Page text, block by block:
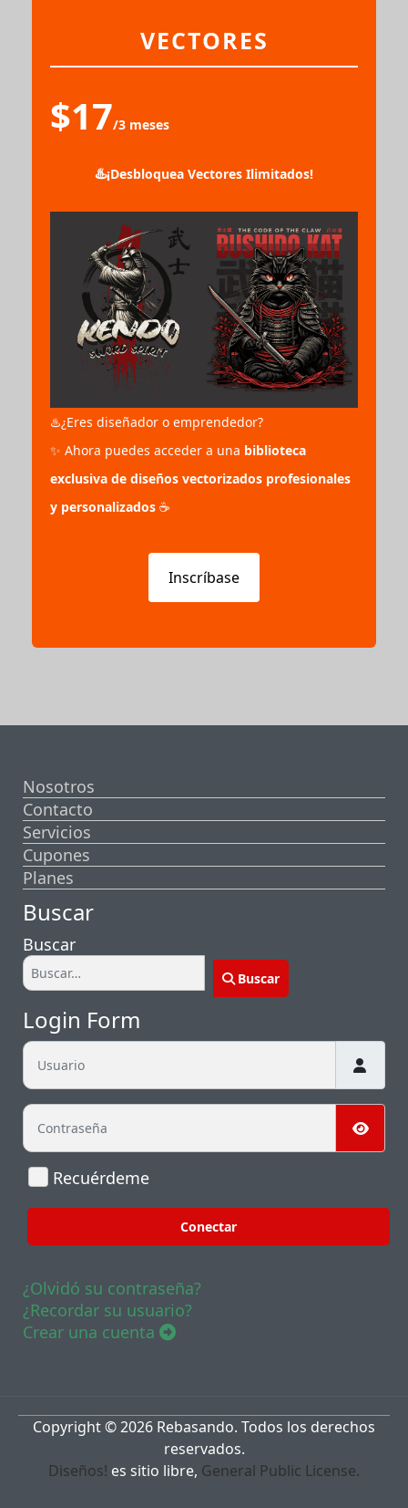
VECTORES
$17/3 meses
♨️¡Desbloquea Vectores Ilimitados!
♨️¿Eres diseñador o emprendedor?
✨ Ahora puedes acceder a una biblioteca
exclusiva de diseños vectorizados profesionales
y personalizados ☕
Inscríbase
Nosotros
Contacto
Servicios
Cupones
Planes
Buscar
Buscar
Buscar
Login Form
Usuario
Contraseña
Recuérdeme
Conectar
¿Olvidó su contraseña?
¿Recordar su usuario?
Crear una cuenta
Copyright © 2026 Rebasando. Todos los derechos
reservados.
Diseños! es sitio libre, General Public License.